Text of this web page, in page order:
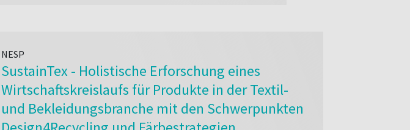
NESP
SustainTex - Holistische Erforschung eines
Wirtschaftskreislaufs für Produkte in der Textil-
und Bekleidungsbranche mit den Schwerpunkten